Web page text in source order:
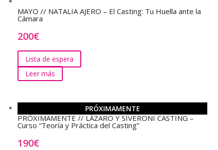
MAYO // NATALIA AJERO – El Casting: Tu Huella ante la
Cámara
200€
Lista de espera
Leer más
PRÓXIMAMENTE
PRÓXIMAMENTE // LÁZARO Y SIVERONI CASTING –
Curso “Teoría y Práctica del Casting”
190€